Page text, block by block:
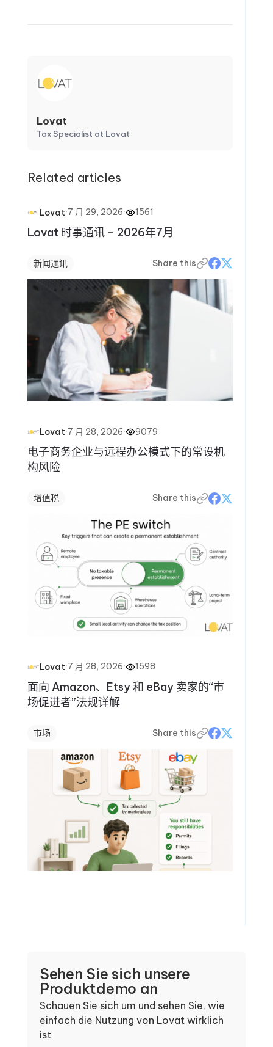
Lovat
Tax Specialist at Lovat
Related articles
Lovat·7 月 29, 2026· 1561
Lovat 时事通讯 – 2026年7月
新闻通讯 Share this
Lovat·7 月 28, 2026· 9079
电子商务企业与远程办公模式下的常设机
构风险
增值税 Share this
Lovat·7 月 28, 2026· 1598
面向 Amazon、Etsy 和 eBay 卖家的“市
场促进者”法规详解
市场 Share this
Sehen Sie sich unsere
Produktdemo an
Schauen Sie sich um und sehen Sie, wie
einfach die Nutzung von Lovat wirklich
ist